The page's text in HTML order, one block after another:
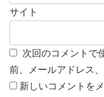
サイト
次回のコメントで
前、メールアドレス
新しいコメントを